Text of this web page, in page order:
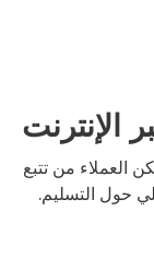
الإنترنت
العملاء من تتبع
حول التسليم.